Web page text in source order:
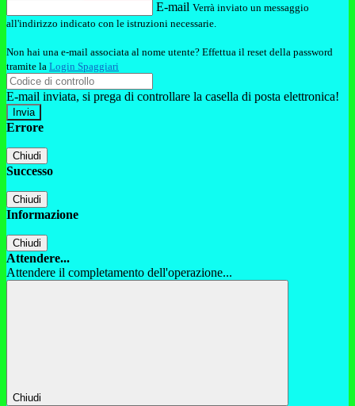
E-mail Verrà inviato un messaggio
all'indirizzo indicato con le istruzioni necessarie.
Non hai una e-mail associata al nome utente? Effettua il reset della password
tramite la Login Spaggiari
E-mail inviata, si prega di controllare la casella di posta elettronica!
Errore
Chiudi
Successo
Chiudi
Informazione
Chiudi
Attendere...
Attendere il completamento dell'operazione...
Chiudi